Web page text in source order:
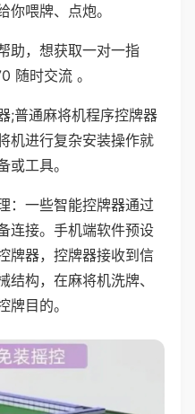
你喂牌、点炮。
助，想获取一对一指
随时交流 。
;普通麻将机程序控牌器
机进行复杂安装操作就
或工具。
：一些智能控牌器通过
连接。手机端软件预设
牌器，控牌器接收到信
构，在麻将机洗牌、
目的。